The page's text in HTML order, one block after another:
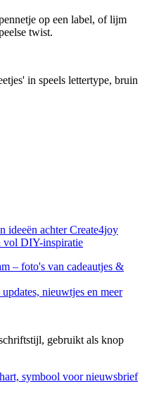
op een label, of lijm
twist.